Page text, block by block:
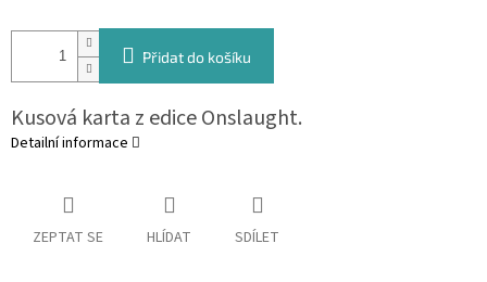
Přidat do košíku
Kusová karta z edice Onslaught.
Detailní informace
ZEPTAT SE HLÍDAT SDÍLET